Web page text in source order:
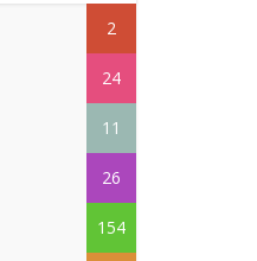
2
24
11
26
154